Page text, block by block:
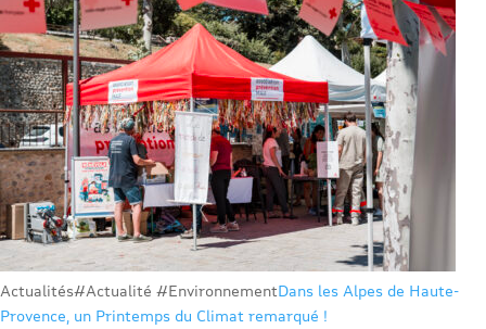
Actualités#Actualité #EnvironnementDans les Alpes de Haute-
Provence, un Printemps du Climat remarqué !